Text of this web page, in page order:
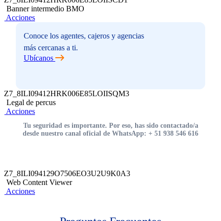
Banner intermedio BMO
Acciones
Conoce los agentes, cajeros y agencias
más cercanas a ti.
Ubícanos
Z7_8ILI09412HRK006E85LOIISQM3
Legal de percus
Acciones
Tu seguridad es importante. Por eso, has sido contactado/a
desde nuestro canal oficial de WhatsApp: + 51 938 546 616
Z7_8ILI094129O7506EO3U2U9K0A3
Web Content Viewer
Acciones